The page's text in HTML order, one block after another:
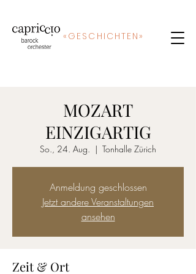
« GESCHICHTEN»
MOZART
EINZIGARTIG
So., 24. Aug.
  |
Tonhalle Zürich
Anmeldung geschlossen
Jetzt andere Veranstaltungen
ansehen
Zeit & Ort